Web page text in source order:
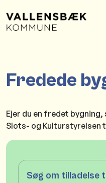
Fredede
Ejer du en fredet
Slots- og Kulturstyrelsen
Søg om tilladelse